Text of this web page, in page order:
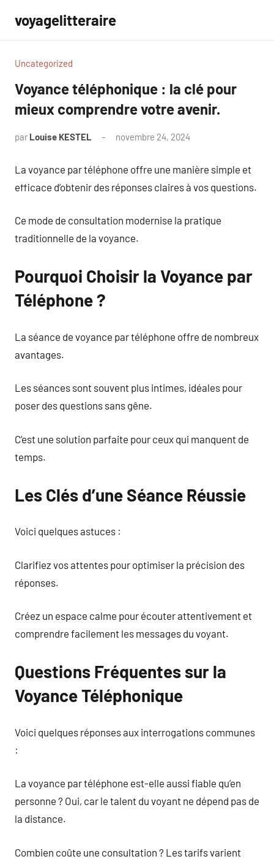
contenu
voyagelitteraire
Uncategorized
Voyance téléphonique : la clé pour
mieux comprendre votre avenir.
par Louise KESTEL novembre 24, 2024
La voyance par téléphone offre une manière simple et
efficace d’obtenir des réponses claires à vos questions.
Ce mode de consultation modernise la pratique
traditionnelle de la voyance.
Pourquoi Choisir la Voyance par
Téléphone ?
La séance de voyance par téléphone offre de nombreux
avantages.
Les séances sont souvent plus intimes, idéales pour
poser des questions sans gêne.
C’est une solution parfaite pour ceux qui manquent de
temps.
Les Clés d’une Séance Réussie
Voici quelques astuces :
Clarifiez vos attentes pour optimiser la précision des
réponses.
Créez un espace calme pour écouter attentivement et
comprendre facilement les messages du voyant.
Questions Fréquentes sur la
Voyance Téléphonique
Voici quelques réponses aux interrogations communes
:
La voyance par téléphone est-elle aussi fiable qu’en
personne ? Oui, car le talent du voyant ne dépend pas de
la distance.
Combien coûte une consultation ? Les tarifs varient